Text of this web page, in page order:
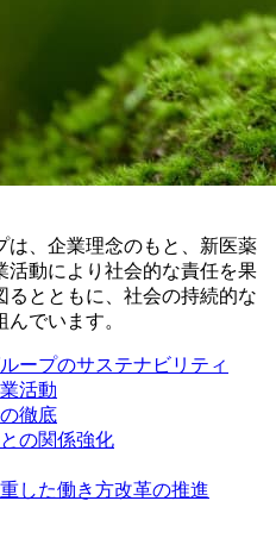
は、企業理念のもと、新医薬
活動により社会的な責任を果
るとともに、社会の持続的な
でいます。
ープのサステナビリティ
活動
徹底
の関係強化
した働き方改革の推進